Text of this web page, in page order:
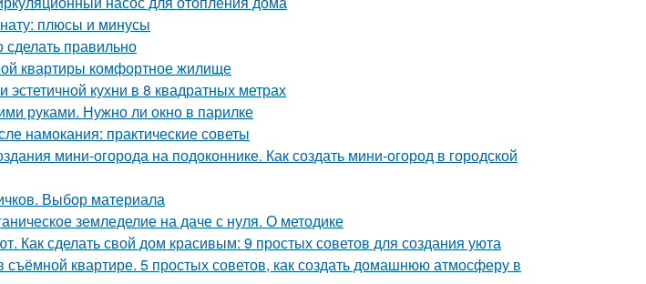
плюсы и минусы
сделать правильно
квартиры комфортное жилище
кухни в 8 квадратных метрах
руками. Нужно ли окно в парилке
намокания: практические советы
мини-огорода на подоконнике. Как создать мини-огород в городской
Выбор материала
земледелие на даче с нуля. О методике
Как сделать свой дом красивым: 9 простых советов для создания уюта
съёмной квартире. 5 простых советов, как создать домашнюю атмосферу в